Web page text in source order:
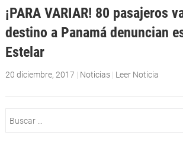
¡PARA VARIAR! 80 pasajeros
destino a Panamá denuncian
Estelar
20 diciembre, 2017 | Noticias | Leer Noticia